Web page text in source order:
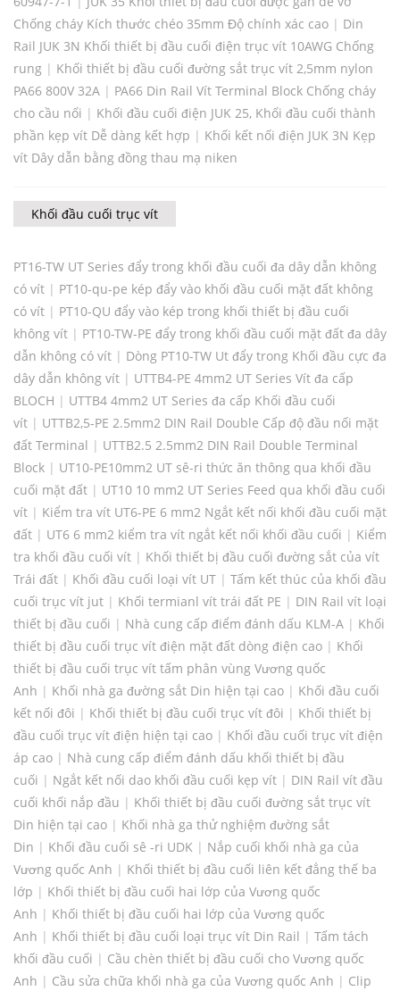
Chống cháy Kích thước chéo 35mm Độ chính xác cao | Din
Rail JUK 3N Khối thiết bị đầu cuối điện trục vít 10AWG Chống
rung | Khối thiết bị đầu cuối đường sắt trục vít 2,5mm nylon
PA66 800V 32A | PA66 Din Rail Vít Terminal Block Chống cháy
cho cầu nối | Khối đầu cuối điện JUK 25, Khối đầu cuối thành
phần kẹp vít Dễ dàng kết hợp | Khối kết nối điện JUK 3N Kẹp
vít Dây dẫn bằng đồng thau mạ niken
Khối đầu cuối trục vít
PT16-TW UT Series đẩy trong khối đầu cuối đa dây dẫn không
có vít | PT10-qu-pe kép đẩy vào khối đầu cuối mặt đất không
có vít | PT10-QU đẩy vào kép trong khối thiết bị đầu cuối
không vít | PT10-TW-PE đẩy trong khối đầu cuối mặt đất đa dây
dẫn không có vít | Dòng PT10-TW Ut đẩy trong Khối đầu cực đa
dây dẫn không vít | UTTB4-PE 4mm2 UT Series Vít đa cấp
BLOCH | UTTB4 4mm2 UT Series đa cấp Khối đầu cuối
vít | UTTB2,5-PE 2.5mm2 DIN Rail Double Cấp độ đầu nối mặt
đất Terminal | UTTB2.5 2.5mm2 DIN Rail Double Terminal
Block | UT10-PE10mm2 UT sê-ri thức ăn thông qua khối đầu
cuối mặt đất | UT10 10 mm2 UT Series Feed qua khối đầu cuối
vít | Kiểm tra vít UT6-PE 6 mm2 Ngắt kết nối khối đầu cuối mặt
đất | UT6 6 mm2 kiểm tra vít ngắt kết nối khối đầu cuối | Kiểm
tra khối đầu cuối vít | Khối thiết bị đầu cuối đường sắt của vít
Trái đất | Khối đầu cuối loại vít UT | Tấm kết thúc của khối đầu
cuối trục vít jut | Khối termianl vít trái đất PE | DIN Rail vít loại
thiết bị đầu cuối | Nhà cung cấp điểm đánh dấu KLM-A | Khối
thiết bị đầu cuối trục vít điện mặt đất dòng điện cao | Khối
thiết bị đầu cuối trục vít tấm phân vùng Vương quốc
Anh | Khối nhà ga đường sắt Din hiện tại cao | Khối đầu cuối
kết nối đôi | Khối thiết bị đầu cuối trục vít đôi | Khối thiết bị
đầu cuối trục vít điện hiện tại cao | Khối đầu cuối trục vít điện
áp cao | Nhà cung cấp điểm đánh dấu khối thiết bị đầu
cuối | Ngắt kết nối dao khối đầu cuối kẹp vít | DIN Rail vít đầu
cuối khối nắp đầu | Khối thiết bị đầu cuối đường sắt trục vít
Din hiện tại cao | Khối nhà ga thử nghiệm đường sắt
Din | Khối đầu cuối sê -ri UDK | Nắp cuối khối nhà ga của
Vương quốc Anh | Khối thiết bị đầu cuối liên kết đẳng thế ba
lớp | Khối thiết bị đầu cuối hai lớp của Vương quốc
Anh | Khối thiết bị đầu cuối hai lớp của Vương quốc
Anh | Khối thiết bị đầu cuối loại trục vít Din Rail | Tấm tách
khối đầu cuối | Cầu chèn thiết bị đầu cuối cho Vương quốc
Anh | Cầu sửa chữa khối nhà ga của Vương quốc Anh | Clip